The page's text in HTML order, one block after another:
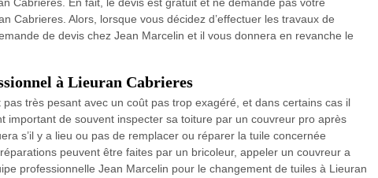
Cabrieres. Alors, lorsque vous décidez d’effectuer les travaux de
de devis chez Jean Marcelin et il vous donnera en revanche le
à Lieuran Cabrieres
pas très pesant avec un coût pas trop exagéré, et dans certains cas il
important de souvent inspecter sa toiture par un couvreur pro après
s’il y a lieu ou pas de remplacer ou réparer la tuile concernée
peuvent être faites par un bricoleur, appeler un couvreur a
professionnelle Jean Marcelin pour le changement de tuiles à Lieuran